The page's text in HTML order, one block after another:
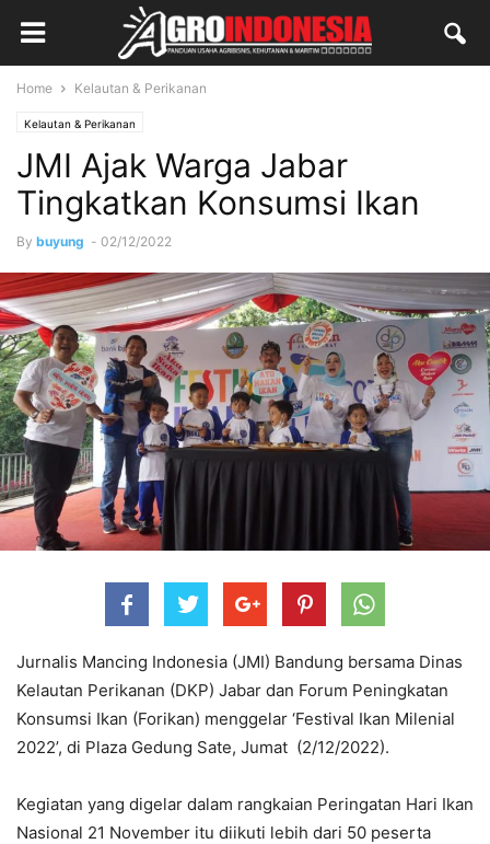
Home Kelautan & Perikanan
Kelautan & Perikanan
JMI Ajak Warga Jabar
Tingkatkan Konsumsi Ikan
By buyung - 02/12/2022
Jurnalis Mancing Indonesia (JMI) Bandung bersama Dinas
Kelautan Perikanan (DKP) Jabar dan Forum Peningkatan
Konsumsi Ikan (Forikan) menggelar ‘Festival Ikan Milenial
2022’, di Plaza Gedung Sate, Jumat (2/12/2022).
Kegiatan yang digelar dalam rangkaian Peringatan Hari Ikan
Nasional 21 November itu diikuti lebih dari 50 peserta